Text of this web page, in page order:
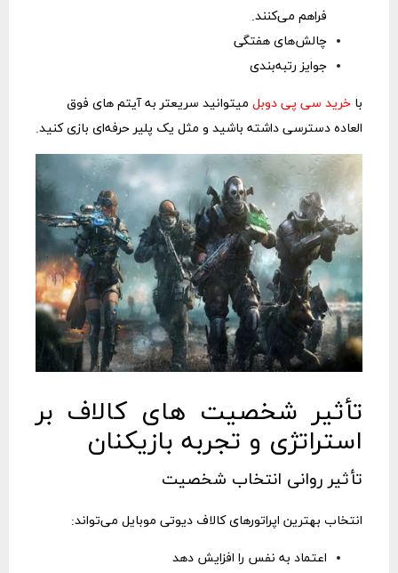
فراهم می‌کنند.
چالش‌های هفتگی
جوایز رتبه‌بندی
با خرید سی پی دوبل میتوانید سریعتر به آیتم های فوق
العاده دسترسی داشته باشید و مثل یک پلیر حرفه‌ای بازی کنید.
تأثیر شخصیت‌ های کالاف بر
استراتژی و تجربه بازیکنان
تأثیر روانی انتخاب شخصیت
انتخاب بهترین اپراتورهای کالاف دیوتی موبایل می‌تواند:
اعتماد به نفس را افزایش دهد